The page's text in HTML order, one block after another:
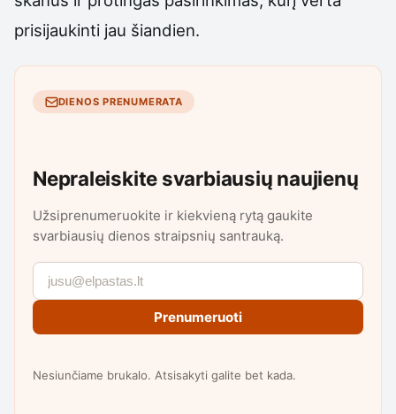
prisijaukinti jau šiandien.
DIENOS PRENUMERATA
Nepraleiskite svarbiausių naujienų
Užsiprenumeruokite ir kiekvieną rytą gaukite
svarbiausių dienos straipsnių santrauką.
Prenumeruoti
Nesiunčiame brukalo. Atsisakyti galite bet kada.